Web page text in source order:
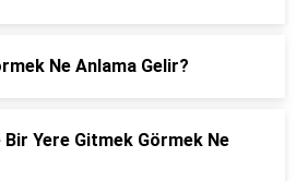
Ne Anlama Gelir?
Bir Yere Gitmek Görmek Ne